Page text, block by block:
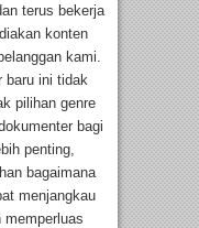
terus bekerja
konten
kami.
baru ini tidak
pilihan genre
bagi
penting,
bagaimana
menjangkau